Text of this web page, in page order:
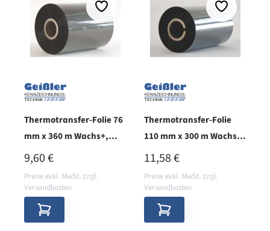
Thermotransfer-Folie 76
mm x 360 m Wachs+,
innen
REGULÄRER PREIS:
9,60 €
Preise exkl. MwSt. zzgl.
Versandkosten
Thermotransfer-Folie
110 mm x 300 m Wachs+,
aussen, BRILLIANT
REGULÄRER PREIS:
11,58 €
Preise exkl. MwSt. zzgl.
Versandkosten